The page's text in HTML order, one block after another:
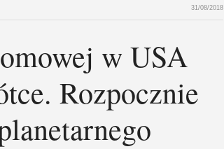
31/08/2018
w USA
Rozpocznie